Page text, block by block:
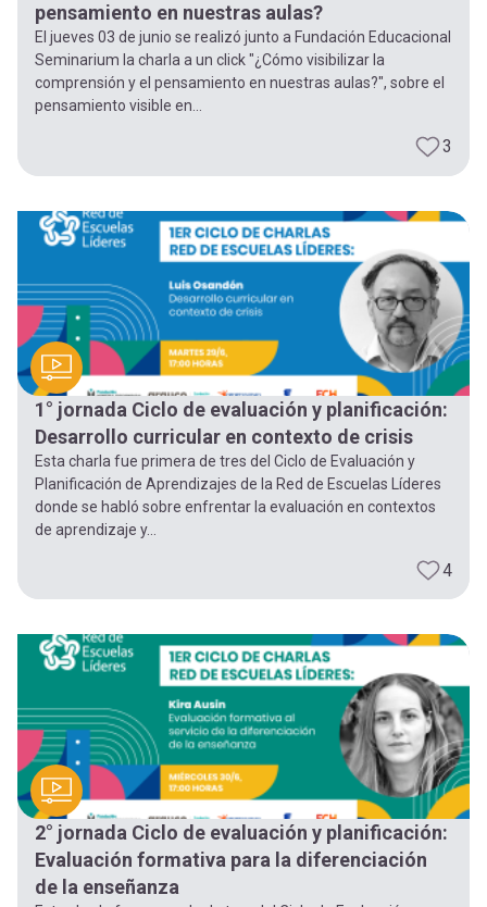
pensamiento en nuestras aulas?
El jueves 03 de junio se realizó junto a Fundación Educacional
Seminarium la charla a un click "¿Cómo visibilizar la
comprensión y el pensamiento en nuestras aulas?", sobre el
pensamiento visible en...
3
1° jornada Ciclo de evaluación y planificación:
Desarrollo curricular en contexto de crisis
Esta charla fue primera de tres del Ciclo de Evaluación y
Planificación de Aprendizajes de la Red de Escuelas Líderes
donde se habló sobre enfrentar la evaluación en contextos
de aprendizaje y...
4
2° jornada Ciclo de evaluación y planificación:
Evaluación formativa para la diferenciación
de la enseñanza